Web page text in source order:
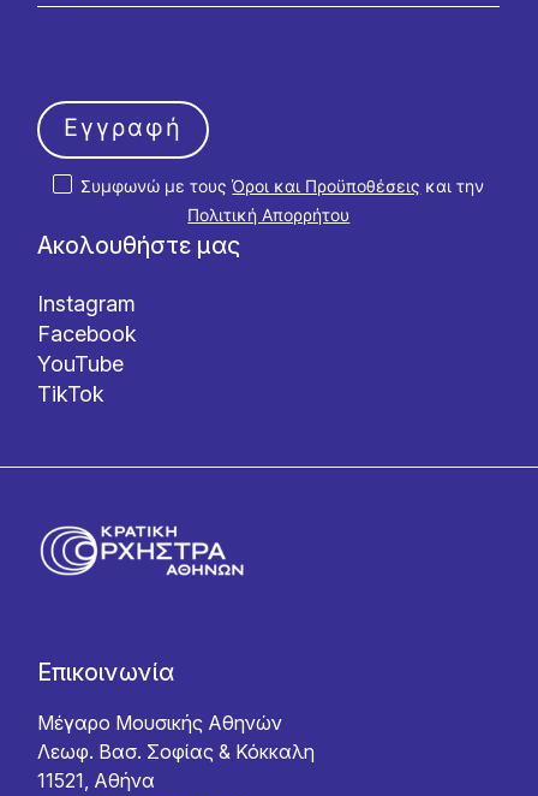
Ακολουθήστε μας
Instagram
Facebook
YouTube
TikTok
Συμφωνώ με τουςΌροι και Προϋποθέσεις και την
Πολιτική Απορρήτου
Εγγραφή
Επικοινωνία
Μέγαρο Μουσικής Αθηνών
Λεωφ. Βασ. Σοφίας & Κόκκαλη
11521, Αθήνα